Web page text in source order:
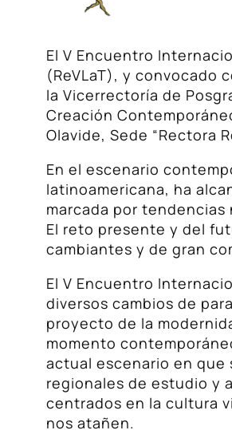
El V Encuentro
(ReVLaT), y convocado
la Vicerrectoría de
Creación
Olavide, Sede “Rectora
En el escenario
latinoamericana, ha
marcada por
El reto presente y del
cambiantes y de gran
El V Encuentro
diversos cambios de
proyecto de la
momento
actual escenario en que
regionales de estudio y
centrados en la cultura
nos atañen.